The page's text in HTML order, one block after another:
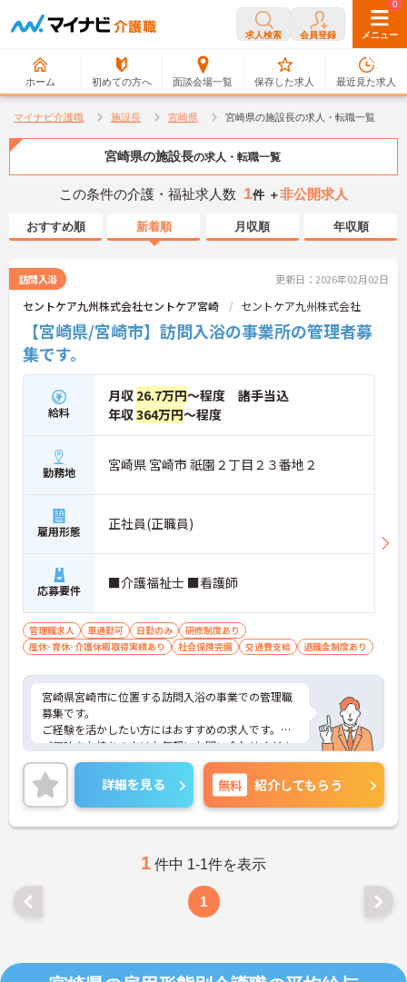
求人検索 会員登録 メニュー
ホーム 初めての方へ 面談会場一覧
0
保存した求人
0
最近見た求人
マイナビ介護職 施設長 宮崎県 宮崎県の施設長の求人・転職一覧
宮崎県の施設長の求人・転職一覧
この条件の介護・福祉求人数 1件 ＋非公開求人
おすすめ順 新着順 月収順 年収順
訪問入浴 更新日：2026年02月02日
セントケア九州株式会社セントケア宮崎 セントケア九州株式会社
【宮崎県/宮崎市】訪問入浴の事業所の管理者募
集です。
給料
月収 26.7万円～程度 諸手当込
年収364万円～程度
勤務地 宮崎県 宮崎市 祇園２丁目２３番地２
雇用形態 正社員(正職員)
応募要件 ■介護福祉士 ■看護師
管理職求人 車通勤可 日勤のみ
研修制度あり
産休･育休･介護休暇取得実績あり
社会保険完備 交通費支給 退職金制度あり
宮崎県宮崎市に位置する訪問入浴の事業での管理職
募集です。
ご経験を活かしたい方にはおすすめの求人です。
ご興味をお持ちの方はお気軽にお問い合わせくださ
い。
詳細を見る 無料 紹介してもらう
1 件中 1-1件を表示
1